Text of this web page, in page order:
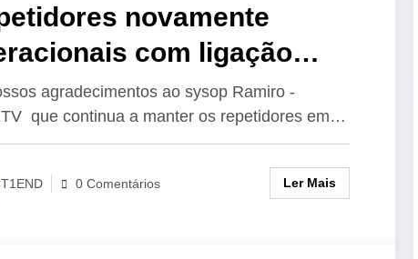
novamente
com ligação
agradecimentos ao sysop Ramiro -
que continua a manter os repetidores em…
0 Comentários Ler Mais